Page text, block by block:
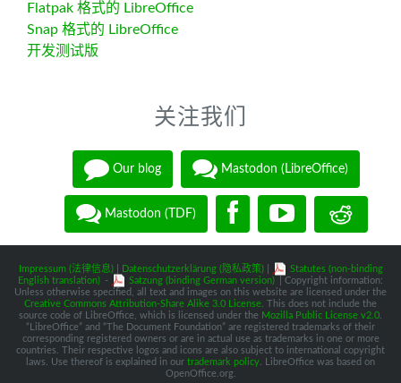
Flatpak 格式的 LibreOffice
Snap 格式的 LibreOffice
开发测试版
关注我们
Our blog Mastodon (LibreOffice)
Mastodon (TDF)
Impressum (法律信息)| Datenschutzerklärung (隐私政策)|
Statutes (non-binding
English translation) - Satzung (binding German version)
| Copyright information:
Unless otherwise specified, all text and images on this website are licensed under the
Creative Commons Attribution-Share Alike 3.0 License . This does not include the
source code of LibreOffice, which is licensed under the Mozilla Public License v2.0
“LibreOffice” and “The Document Foundation” are registered trademarks of their
corresponding registered owners or are in actual use as trademarks in one or more
countries. Their respective logos and icons are also subject to international copyright
laws. Use thereof is explained in our trademark policy . LibreOffice was based on
OpenOffice.org.